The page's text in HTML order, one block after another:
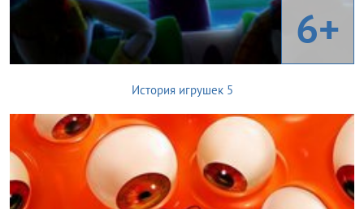
6+
История игрушек 5